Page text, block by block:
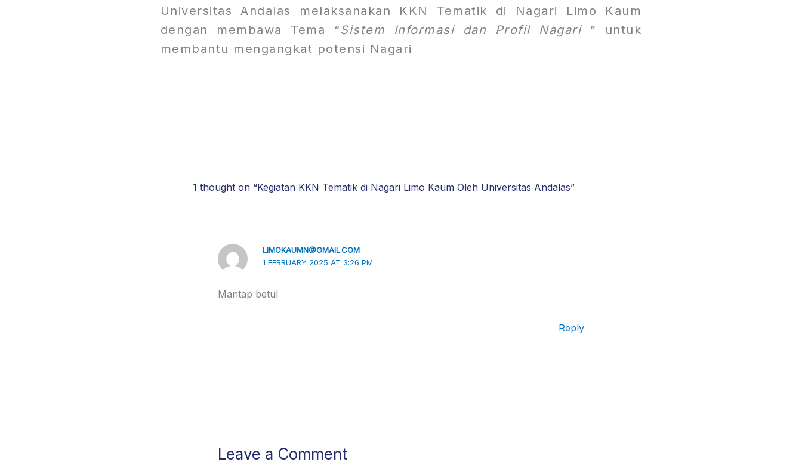
Universitas Andalas melaksanakan KKN Tematik di Nagari Limo Kaum
dengan membawa Tema “Sistem Informasi dan Profil Nagari” untuk
membantu mengangkat potensi Nagari
1 thought on “Kegiatan KKN Tematik di Nagari Limo Kaum Oleh Universitas Andalas”
LIMOKAUMN@GMAIL.COM
1 FEBRUARY 2025 AT 3:26 PM
Mantap betul
Reply
Leave a Comment